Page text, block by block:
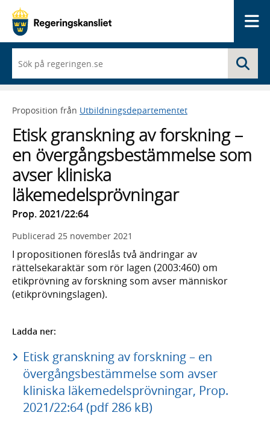
du
börjar
skriva
framträder
lista
med
sökförslag
Proposition från Utbildningsdepartementet
Etisk granskning av forskning –
en övergångsbestämmelse som
avser kliniska
läkemedelsprövningar
Prop. 2021/22:64
Publicerad 25 november 2021
I propositionen föreslås två ändringar av
rättelsekaraktär som rör lagen (2003:460) om
etikprövning av forskning som avser människor
(etikprövningslagen).
Ladda ner:
Etisk granskning av forskning – en
övergångsbestämmelse som avser
kliniska läkemedelsprövningar, Prop.
2021/22:64 (pdf 286 kB)